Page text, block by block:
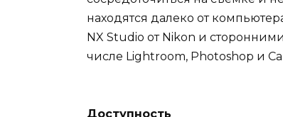
находятся далеко от
NX Studio от Nikon и
числе Lightroom, Photoshop и
Доступность